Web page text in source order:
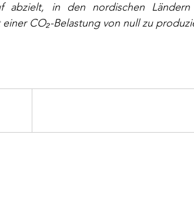
abzielt, in den nordischen
CO₂-Belastung von null zu